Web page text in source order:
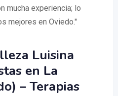
mucha experiencia; lo
mejores en Oviedo."
Luisina
en La
– Terapias